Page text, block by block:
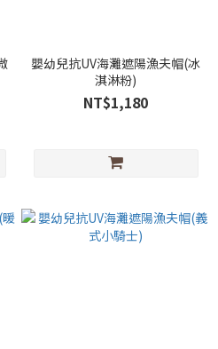
嬰幼兒抗UV海灘遮陽漁夫帽(冰
淇淋粉)
NT$1,180